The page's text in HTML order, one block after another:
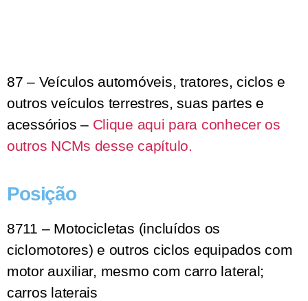
87 – Veículos automóveis, tratores, ciclos e
outros veículos terrestres, suas partes e
acessórios – Clique aqui para conhecer os
outros NCMs desse capítulo.
Posição
8711 – Motocicletas (incluídos os
ciclomotores) e outros ciclos equipados com
motor auxiliar, mesmo com carro lateral;
carros laterais